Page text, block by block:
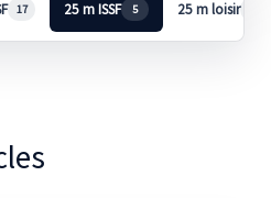
17 25 m ISSF 5 25 m loisir